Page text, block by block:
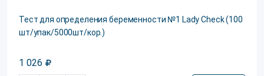
Тест для определения беременности №1 Lady Check (100
шт/упак/5000шт/кор.)
1 026